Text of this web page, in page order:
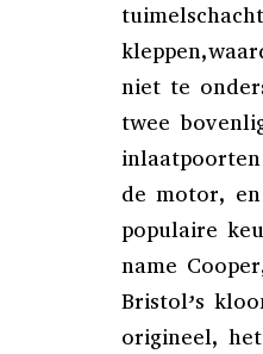
niet te
twee
de motor,
populaire
name
Bristol’s
origineel,